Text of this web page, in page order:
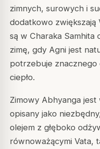
zimnych, surowych i
dodatkowo zwiększają
są w Charaka Samhita
zimę, gdy Agni jest
potrzebuje
ciepło.
Zimowy Abhyanga
opisany jako
olejem z głęboko
równoważącymi Vata,